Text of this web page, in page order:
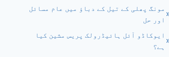
مونگ پھلی کے تیل کے دباؤ میں عام مسائل
اور حل
ایوکاڈو آئل ہائیڈرولک پریس مشین کیا
ہے؟